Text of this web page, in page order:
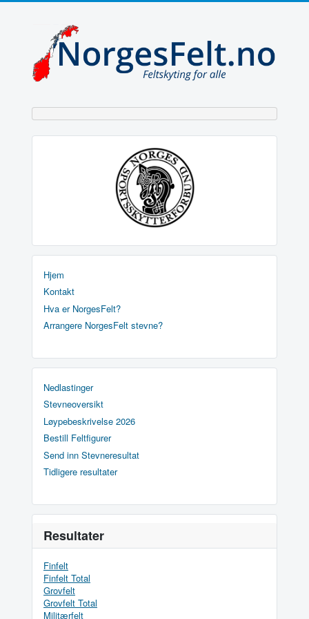
Hjem
Kontakt
Hva er NorgesFelt?
Arrangere NorgesFelt stevne?
Nedlastinger
Stevneoversikt
Løypebeskrivelse 2026
Bestill Feltfigurer
Send inn Stevneresultat
Tidligere resultater
Resultater
Finfelt
Finfelt Total
Grovfelt
Grovfelt Total
Militærfelt